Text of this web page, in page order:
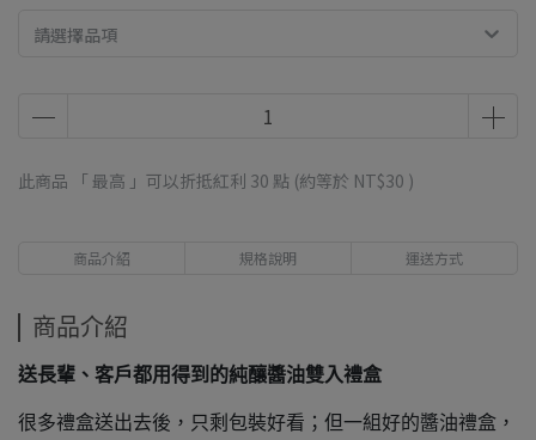
請選擇品項
此商品 「 最高 」可以折抵紅利 30 點 (約等於 NT$30 )
商品介紹 規格說明 運送方式
商品介紹
送長輩、客戶都用得到的純釀醬油雙入禮盒
很多禮盒送出去後，只剩包裝好看；但一組好的醬油禮盒，